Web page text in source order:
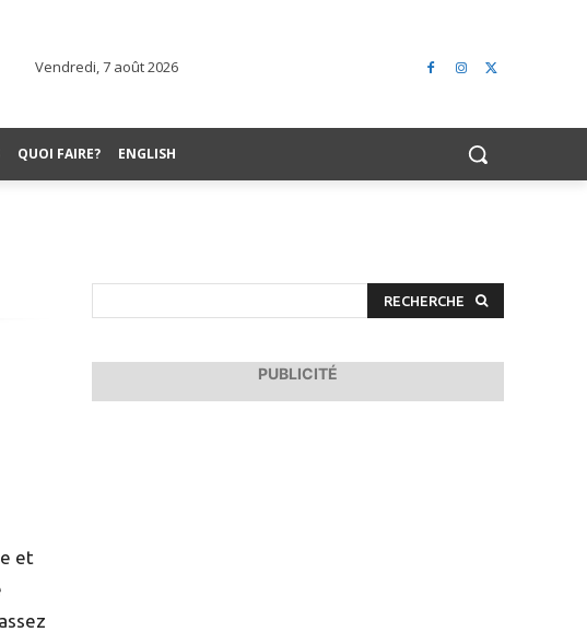
Vendredi, 7 août 2026
QUOI FAIRE? ENGLISH
et
RECHERCHE
PUBLICITÉ